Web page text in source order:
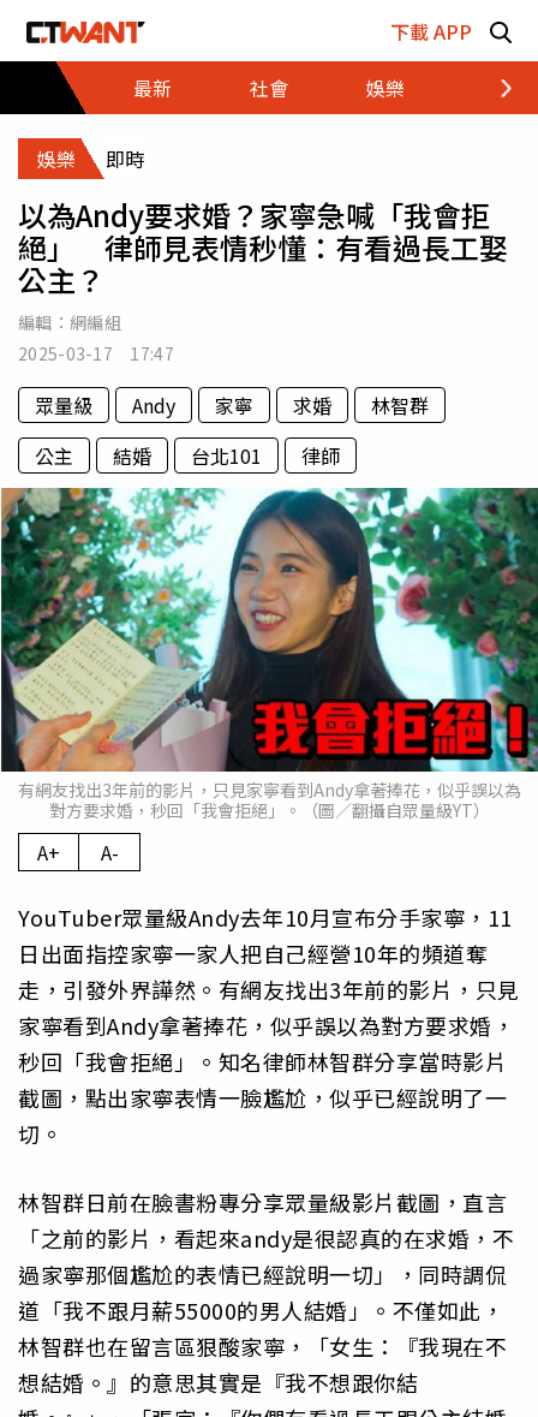
下載 APP
最新
社會 娛樂 財經
娛樂 即時
以為Andy要求婚？家寧急喊「我會拒
絕」 律師見表情秒懂：有看過長工娶
公主？
編輯： 網編組
2025-03-17 17:47
眾量級 Andy 家寧 求婚
林智群
公主
結婚 台北101 律師
有網友找出3年前的影片，只見家寧看到Andy拿著捧花，似乎誤以為
對方要求婚，秒回「我會拒絕」。（圖／翻攝自眾量級YT）
A+ A-
YouTuber眾量級Andy去年10月宣布分手家寧，11
日出面指控家寧一家人把自己經營10年的頻道奪
走，引發外界譁然。有網友找出3年前的影片，只見
家寧看到Andy拿著捧花，似乎誤以為對方要求婚，
秒回「我會拒絕」。知名律師林智群分享當時影片
截圖，點出家寧表情一臉尷尬，似乎已經說明了一
切。
林智群日前在臉書粉專分享眾量級影片截圖，直言
「之前的影片，看起來andy是很認真的在求婚，不
過家寧那個尷尬的表情已經說明一切」，同時調侃
道「我不跟月薪55000的男人結婚」。不僅如此，
林智群也在留言區狠酸家寧，「女生：『我現在不
想結婚。』的意思其實是『我不想跟你結